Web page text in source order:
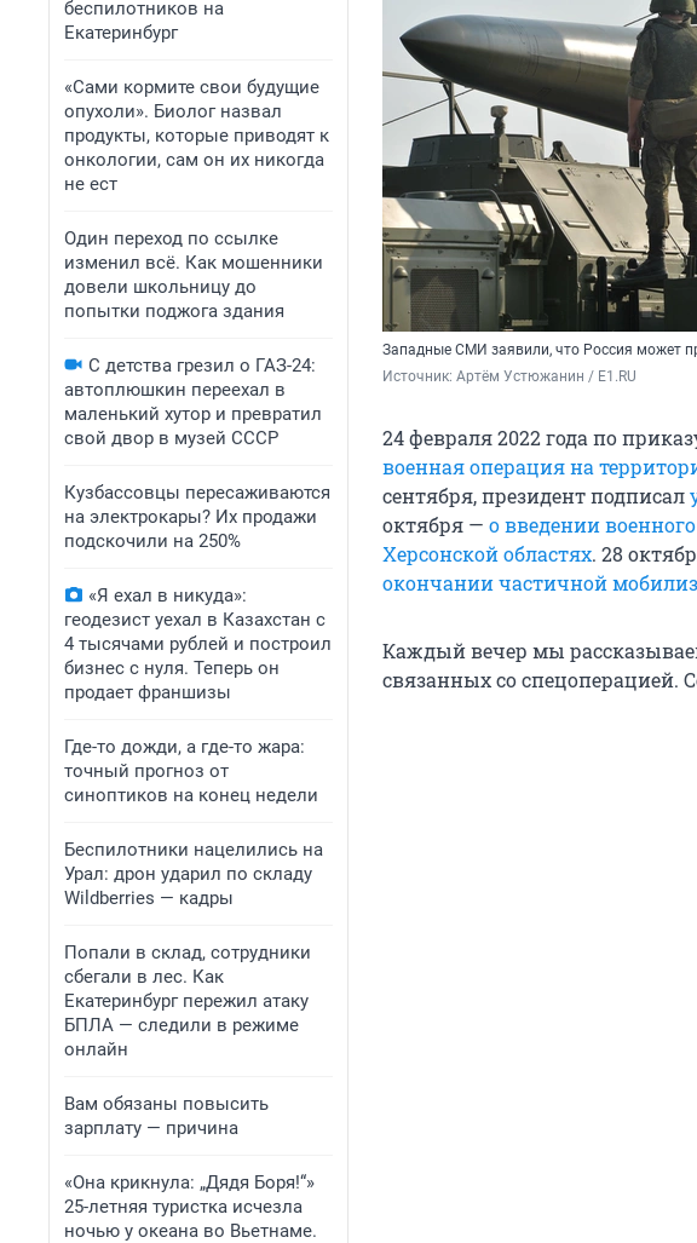
беспилотников на
Екатеринбург
«Сами кормите свои будущие
опухоли». Биолог назвал
продукты, которые приводят к
онкологии, сам он их никогда
не ест
Один переход по ссылке
изменил всё. Как мошенники
довели школьницу до
попытки поджога здания
С детства грезил о ГАЗ-24:
автоплюшкин переехал в
маленький хутор и превратил
свой двор в музей СССР
Кузбассовцы пересаживаются
на электрокары? Их продажи
подскочили на 250%
«Я ехал в никуда»:
геодезист уехал в Казахстан с
4 тысячами рублей и построил
бизнес с нуля. Теперь он
продает франшизы
Где-то дожди, а где-то жара:
точный прогноз от
синоптиков на конец недели
Беспилотники нацелились на
Урал: дрон ударил по складу
Wildberries — кадры
Попали в склад, сотрудники
сбегали в лес. Как
Екатеринбург пережил атаку
БПЛА — следили в режиме
онлайн
Вам обязаны повысить
зарплату — причина
«Она крикнула: „Дядя Боря!“»
25-летняя туристка исчезла
ночью у океана во Вьетнаме.
Западные СМИ заявили, что Россия может
Источник: Артём Устюжанин / E1.RU
24 февраля 2022 года по
военная операция на
сентября, президент подписал
октября — о введении
Херсонской областях. 28
окончании частичной
Каждый вечер мы
связанных со спецоперацией.